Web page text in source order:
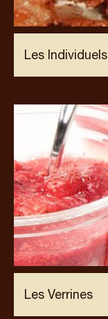
Les Individuels
Les Verrines